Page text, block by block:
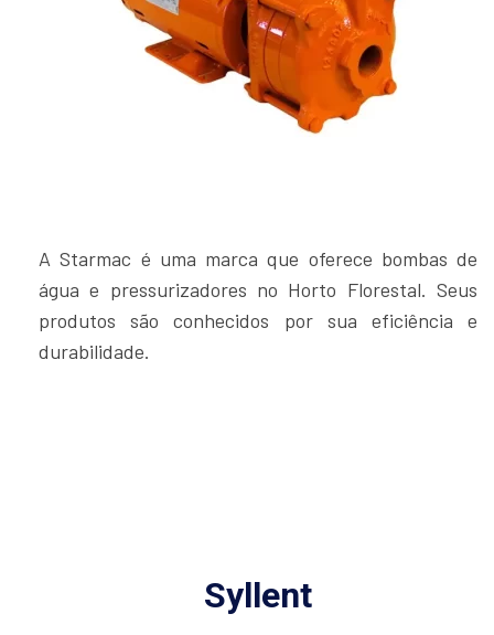
A Starmac é uma marca que oferece bombas de
água e pressurizadores no Horto Florestal. Seus
produtos são conhecidos por sua eficiência e
durabilidade.
Syllent